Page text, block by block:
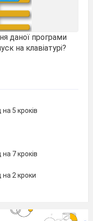
даної програми
на клавіатурі?
5 кроків
7 кроків
2 кроки